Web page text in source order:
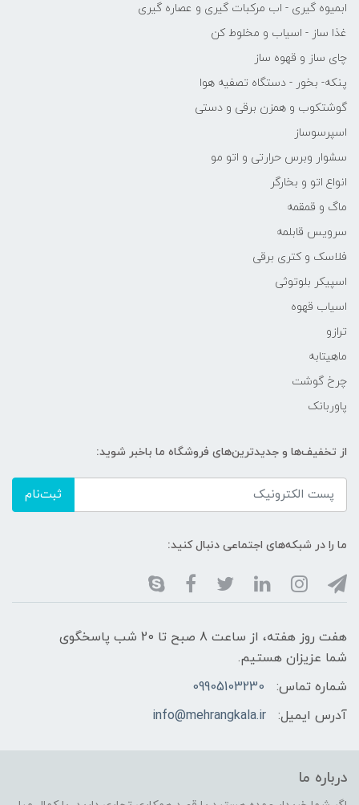
ابمیوه گیری - اب مرکبات گیری و عصاره گیری
غذا ساز - اسیاب و مخلوط کن
چای ساز و قهوه ساز
پنکه- بخور - دستگاه تصفیه هوا
گوشتکوب و همزن برقی و دستی
اسپرسوساز
سشوار وبرس حرارتی و اتو مو
انواع اتو و بخارگر
ماگ و قمقمه
سرویس قابلمه
فلاسک و کتری برقی
اسپیکر بلوتوثی
اسیاب قهوه
ترازو
ماهیتابه
چرخ گوشت
پاوربانک
از تخفیف‌ها و جدیدترین‌های فروشگاه ما باخبر شوید:
ثبت‌نام
ما را در شبکه‌های اجتماعی دنبال کنید:
هفت روز هفته، از ساعت 8 صبح تا 20 شب پاسخگوی
شما عزیزان هستیم.
شماره تماس:
09905103230
آدرس ایمیل:
info@mehrangkala.ir
درباره ما